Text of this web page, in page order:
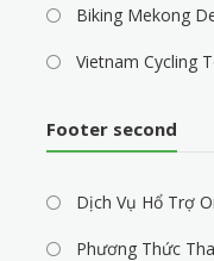
Biking Mekong
Vietnam Cycling
Footer second
Dịch Vụ Hổ Trợ
Phương Thức